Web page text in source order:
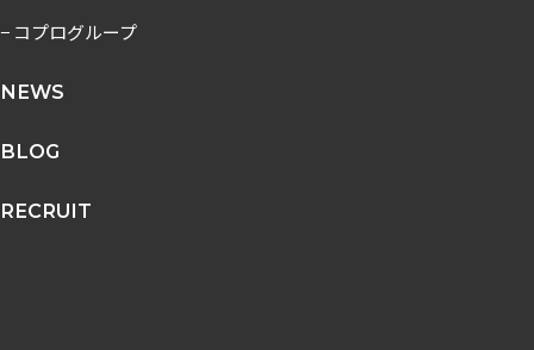
− コプログループ
NEWS
BLOG
RECRUIT